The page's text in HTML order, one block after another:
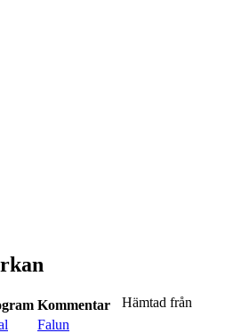
Kommentar
Falun
Hämtad från